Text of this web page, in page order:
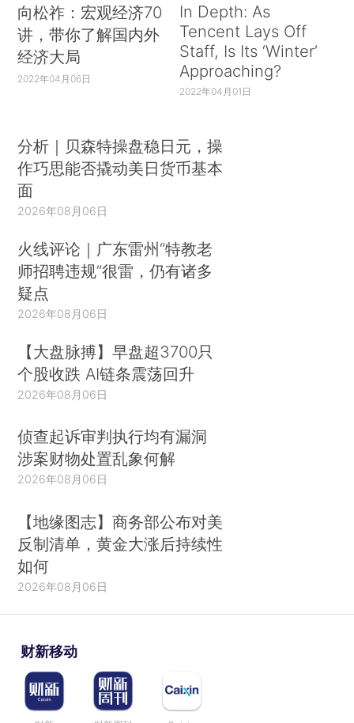
向松祚：宏观经济70
讲，带你了解国内外
经济大局
2022年04月06日
In Depth: As
Tencent Lays Off
Staff, Is Its ‘Winter’
Approaching?
2022年04月01日
分析｜贝森特操盘稳日元，操
作巧思能否撬动美日货币基本
面
2026年08月06日
火线评论｜广东雷州“特教老
师招聘违规”很雷，仍有诸多
疑点
2026年08月06日
【大盘脉搏】早盘超3700只
个股收跌 AI链条震荡回升
2026年08月06日
侦查起诉审判执行均有漏洞
涉案财物处置乱象何解
2026年08月06日
【地缘图志】商务部公布对美
反制清单，黄金大涨后持续性
如何
2026年08月06日
财新移动